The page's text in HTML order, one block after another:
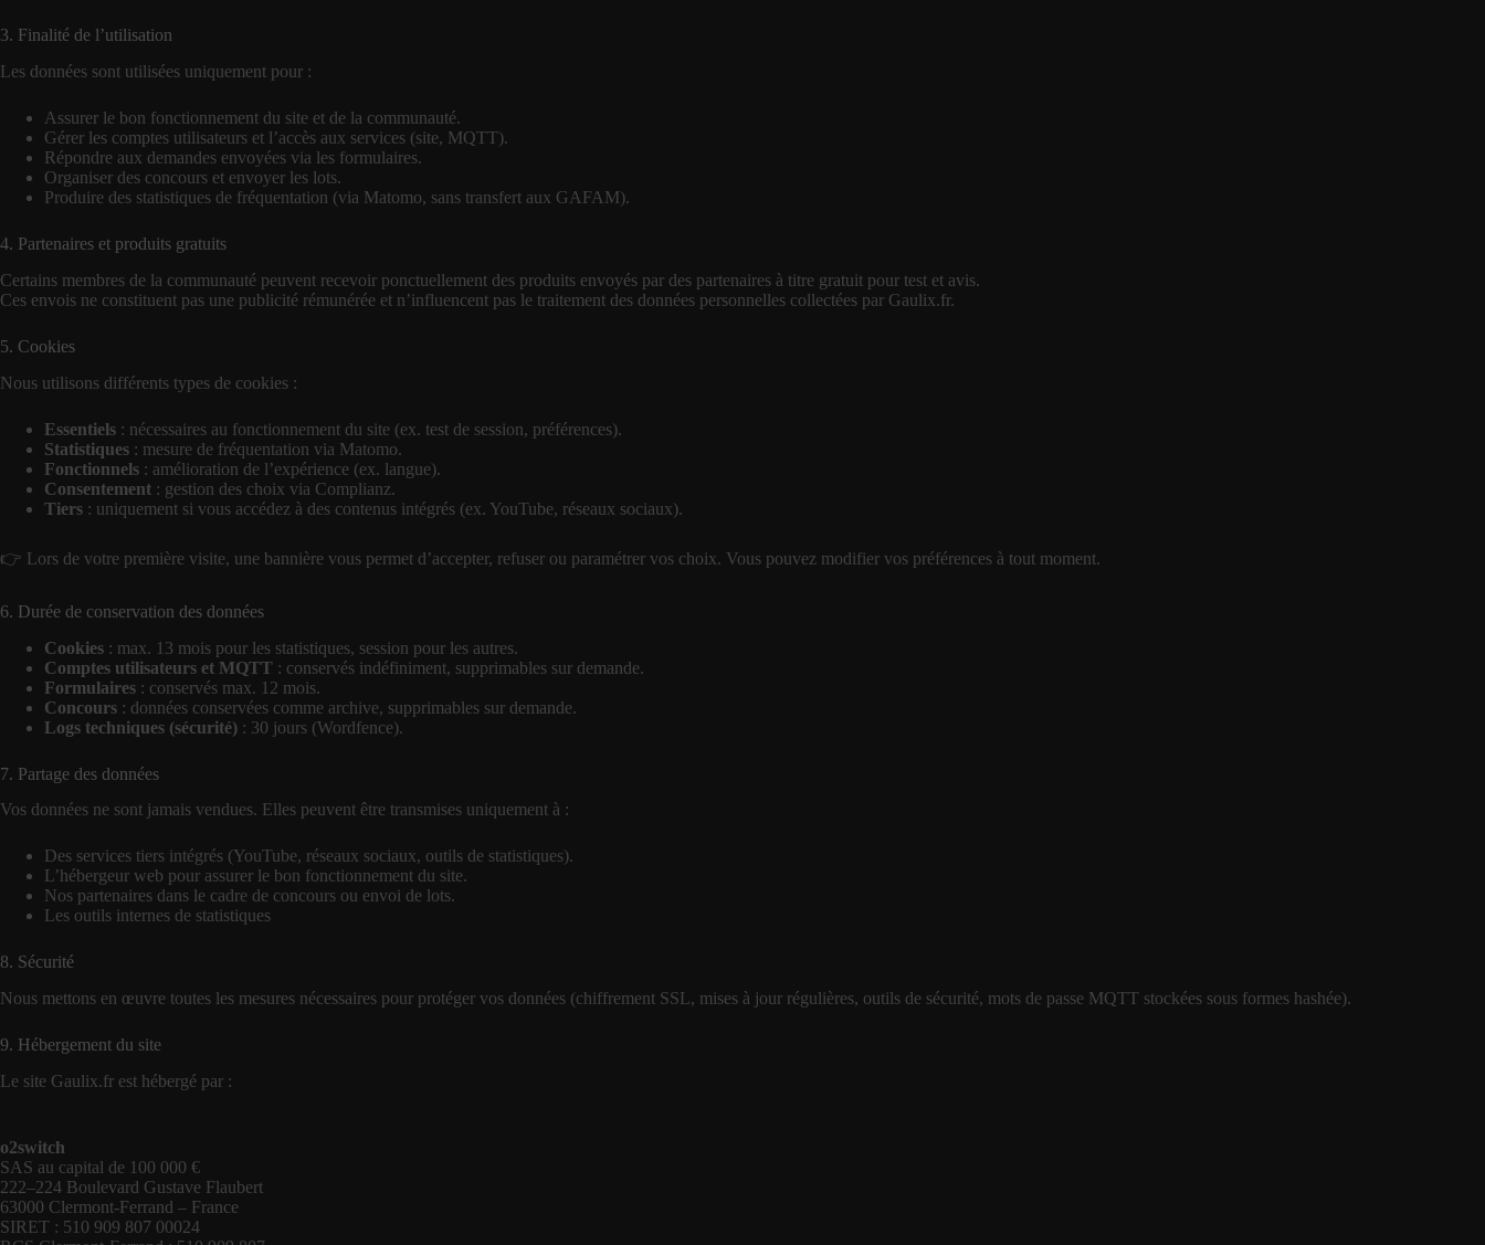
3. Finalité de l’utilisation
Les données sont utilisées uniquement pour :
Assurer le bon fonctionnement du site et de la communauté.
Gérer les comptes utilisateurs et l’accès aux services (site, MQTT).
Répondre aux demandes envoyées via les formulaires.
Organiser des concours et envoyer les lots.
Produire des statistiques de fréquentation (via Matomo, sans transfert aux GAFAM).
4. Partenaires et produits gratuits
Certains membres de la communauté peuvent recevoir ponctuellement des produits envoyés par des partenaires à titre gratuit pour test et avis.
Ces envois ne constituent pas une publicité rémunérée et n’influencent pas le traitement des données personnelles collectées par Gaulix.fr.
5. Cookies
Nous utilisons différents types de cookies :
Essentiels : nécessaires au fonctionnement du site (ex. test de session, préférences).
Statistiques : mesure de fréquentation via Matomo.
Fonctionnels : amélioration de l’expérience (ex. langue).
Consentement : gestion des choix via Complianz.
Tiers : uniquement si vous accédez à des contenus intégrés (ex. YouTube, réseaux sociaux).
👉 Lors de votre première visite, une bannière vous permet d’accepter, refuser ou paramétrer vos choix. Vous pouvez modifier vos préférences à tout moment.
6. Durée de conservation des données
Cookies : max. 13 mois pour les statistiques, session pour les autres.
Comptes utilisateurs et MQTT : conservés indéfiniment, supprimables sur demande.
Formulaires : conservés max. 12 mois.
Concours : données conservées comme archive, supprimables sur demande.
Logs techniques (sécurité) : 30 jours (Wordfence).
7. Partage des données
Vos données ne sont jamais vendues. Elles peuvent être transmises uniquement à :
Des services tiers intégrés (YouTube, réseaux sociaux, outils de statistiques).
L’hébergeur web pour assurer le bon fonctionnement du site.
Nos partenaires dans le cadre de concours ou envoi de lots.
Les outils internes de statistiques
8. Sécurité
Nous mettons en œuvre toutes les mesures nécessaires pour protéger vos données (chiffrement SSL, mises à jour régulières, outils de sécurité, mots de passe MQTT stockées sous formes hashée).
9. Hébergement du site
Le site Gaulix.fr est hébergé par :
o2switch
SAS au capital de 100 000 €
222–224 Boulevard Gustave Flaubert
63000 Clermont-Ferrand – France
SIRET : 510 909 807 00024